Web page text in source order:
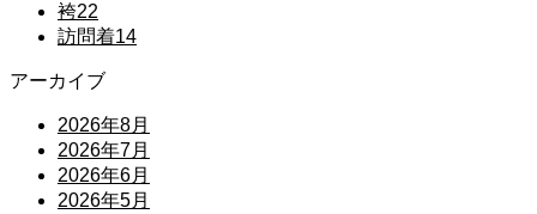
袴22
訪問着14
アーカイブ
2026年8月
2026年7月
2026年6月
2026年5月